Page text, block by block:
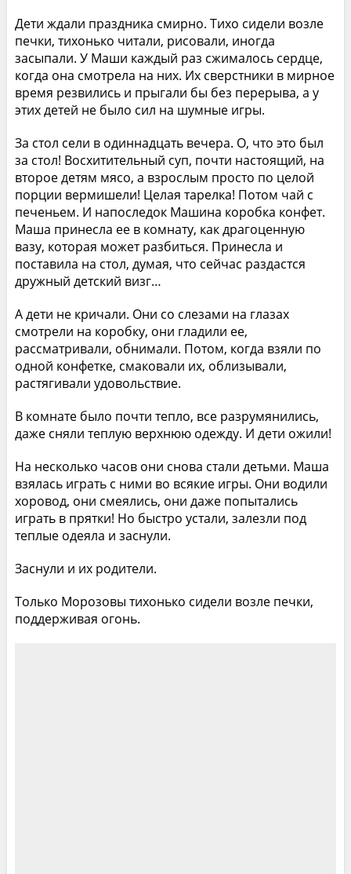
Дети ждали праздника смирно. Тихо сидели возле
печки, тихонько читали, рисовали, иногда
засыпали. У Маши каждый раз сжималось сердце,
когда она смотрела на них. Их сверстники в мирное
время резвились и прыгали бы без перерыва, а у
этих детей не было сил на шумные игры.
За стол сели в одиннадцать вечера. О, что это был
за стол! Восхитительный суп, почти настоящий, на
второе детям мясо, а взрослым просто по целой
порции вермишели! Целая тарелка! Потом чай с
печеньем. И напоследок Машина коробка конфет.
Маша принесла ее в комнату, как драгоценную
вазу, которая может разбиться. Принесла и
поставила на стол, думая, что сейчас раздастся
дружный детский визг…
А дети не кричали. Они со слезами на глазах
смотрели на коробку, они гладили ее,
рассматривали, обнимали. Потом, когда взяли по
одной конфетке, смаковали их, облизывали,
растягивали удовольствие.
В комнате было почти тепло, все разрумянились,
даже сняли теплую верхнюю одежду. И дети ожили!
На несколько часов они снова стали детьми. Маша
взялась играть с ними во всякие игры. Они водили
хоровод, они смеялись, они даже попытались
играть в прятки! Но быстро устали, залезли под
теплые одеяла и заснули.
Заснули и их родители.
Только Морозовы тихонько сидели возле печки,
поддерживая огонь.